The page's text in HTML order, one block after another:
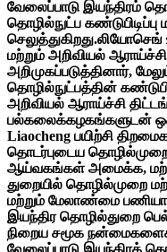
வேலைப்பாடு இயந்திரம்
தொழில்நுட்ப
மற்றும் அறிவியல்
அறிமுகப்படுத்தினார்,
தொழில்நுட்பத்தின்
அறிவியல் ஆராய்ச்சி
பல்கலைக்கழகங்களுடன்
Liaocheng பயிற்சி
தொடர்புடைய தொழில்முறை
ஆய்வகங்கள் அமைக்க,
துறையில் தொழில்முறை
மற்றும் மேலாண்மை
இயந்திர தொழில்துறை
நிறைய சமூக